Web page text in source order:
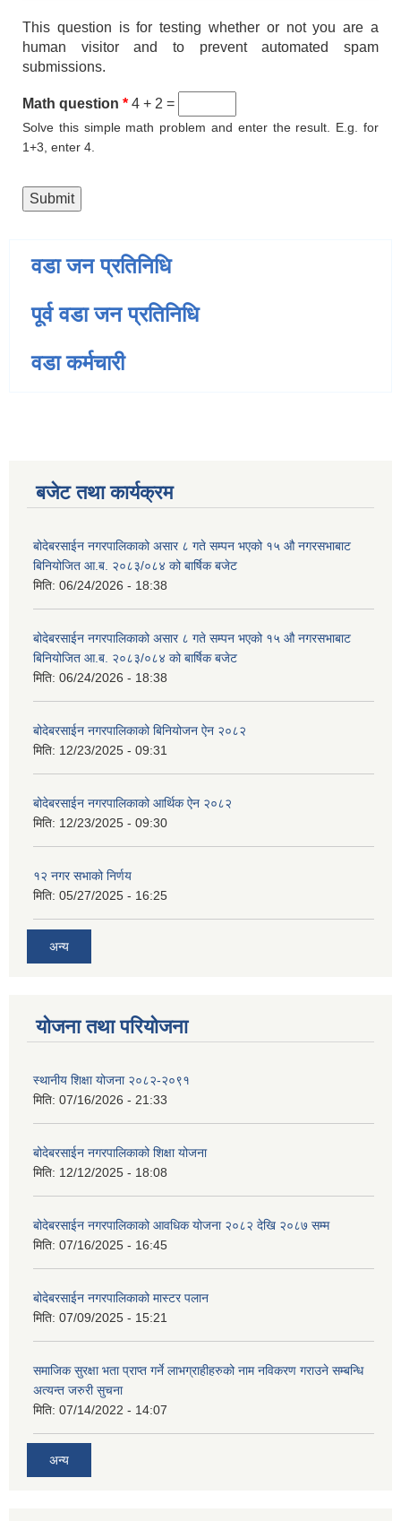
This question is for testing whether or not you are a
human visitor and to prevent automated spam
submissions.
Math question * 4 + 2 =
Solve this simple math problem and enter the result. E.g. for
1+3, enter 4.
वडा जन प्रतिनिधि
पूर्व वडा जन प्रतिनिधि
वडा कर्मचारी
बजेट तथा कार्यक्रम
बोदेबरसाईन नगरपालिकाको असार ८ गते सम्पन भएको १५ ‍‍‍औ नगरसभाबाट
बिनियोजित आ.ब. २०८३/०८४ को बार्षिक बजेट
मिति: 06/24/2026 - 18:38
बोदेबरसाईन नगरपालिकाको असार ८ गते सम्पन भएको १५ ‍‍‍औ नगरसभाबाट
बिनियोजित आ.ब. २०८३/०८४ को बार्षिक बजेट
मिति: 06/24/2026 - 18:38
बोदेबरसाईन नगरपालिकाको बिनियोजन ऐन २०८२
मिति: 12/23/2025 - 09:31
बोदेबरसाईन नगरपालिकाको आर्थिक ऐन २०८२
मिति: 12/23/2025 - 09:30
१२ नगर सभाको निर्णय
मिति: 05/27/2025 - 16:25
अन्य
योजना तथा परियोजना
स्थानीय शिक्षा योजना २०८२-२०९१
मिति: 07/16/2026 - 21:33
बोदेबरसाईन नगरपालिकाको शिक्षा योजना
मिति: 12/12/2025 - 18:08
बोदेबरसाईन नगरपालिकाको आवधिक योजना २०८२ देखि २०८७ सम्म
मिति: 07/16/2025 - 16:45
बोदेबरसाईन नगरपालिकाको मास्टर पलान
मिति: 07/09/2025 - 15:21
समाजिक सुरक्षा भता प्राप्त गर्ने लाभग्राहीहरुको नाम नविकरण गराउने सम्बन्धि
अत्यन्त जरुरी सुचना
मिति: 07/14/2022 - 14:07
अन्य